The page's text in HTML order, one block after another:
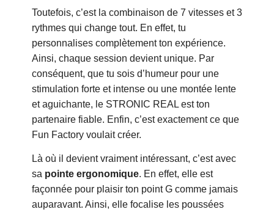
Toutefois, c’est la combinaison de 7 vitesses et 3
rythmes qui change tout. En effet, tu
personnalises complètement ton expérience.
Ainsi, chaque session devient unique. Par
conséquent, que tu sois d’humeur pour une
stimulation forte et intense ou une montée lente
et aguichante, le STRONIC REAL est ton
partenaire fiable. Enfin, c’est exactement ce que
Fun Factory voulait créer.
Là où il devient vraiment intéressant, c’est avec
sa pointe ergonomique. En effet, elle est
façonnée pour plaisir ton point G comme jamais
auparavant. Ainsi, elle focalise les poussées